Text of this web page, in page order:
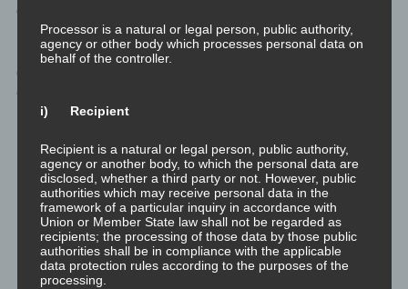
dann hinzu etwas erwünschtem.
Dann gibt es die zweite wichtige Dimension der Werte und damit
der durch sie ausgelösten Motivation: Tue ich es für mich selbst
oder tue ich es für andere?
Das, was mir wichtig ist, ist ganz direkt für mich selbst.
Selbst wenn es zulasten anderer geht, das Ziel dieses
Werts ist für mich selbst.
Sozio-Werte: für andere.
Das, was mir wichtig ist, ist für andere. Andere sind die
direkten Nutznießer meiner Aktionen, und ich bin nur
indirekt am Erfolg beteiligt, weil mich diese anderen
Processor is a natural or legal person, public authority,
agency or other body which processes personal data on
behalf of the controller.
i) Recipient
Recipient is a natural or legal person, public authority,
agency or another body, to which the personal data are
disclosed, whether a third party or not. However, public
authorities which may receive personal data in the
framework of a particular inquiry in accordance with
Union or Member State law shall not be regarded as
recipients; the processing of those data by those public
authorities shall be in compliance with the applicable
data protection rules according to the purposes of the
processing.